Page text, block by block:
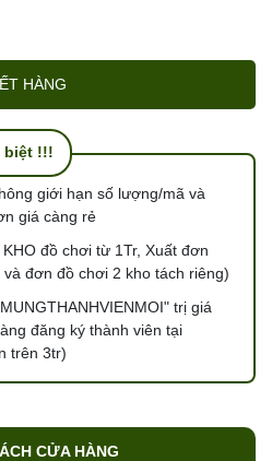
HÀNG
biệt !!!
giới hạn số lượng/mã và
giá càng rẻ
đồ chơi từ 1Tr, Xuất đơn
đơn đồ chơi 2 kho tách riêng)
trị giá
đăng ký thành viên tại
trên 3tr)
CỬA HÀNG